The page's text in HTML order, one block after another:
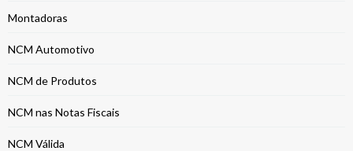
Montadoras
NCM Automotivo
NCM de Produtos
NCM nas Notas Fiscais
NCM Válida